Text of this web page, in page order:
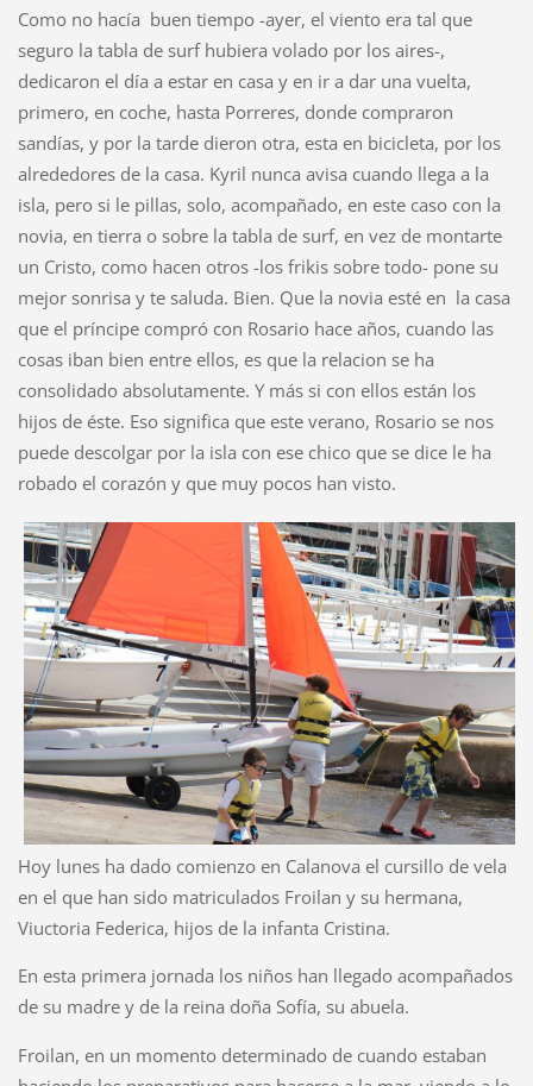
Como no hacía buen tiempo -ayer, el viento era tal que
seguro la tabla de surf hubiera volado por los aires-,
dedicaron el día a estar en casa y en ir a dar una vuelta,
primero, en coche, hasta Porreres, donde compraron
sandías, y por la tarde dieron otra, esta en bicicleta, por los
alrededores de la casa. Kyril nunca avisa cuando llega a la
isla, pero si le pillas, solo, acompañado, en este caso con la
novia, en tierra o sobre la tabla de surf, en vez de montarte
un Cristo, como hacen otros -los frikis sobre todo- pone su
mejor sonrisa y te saluda. Bien. Que la novia esté en la casa
que el príncipe compró con Rosario hace años, cuando las
cosas iban bien entre ellos, es que la relacion se ha
consolidado absolutamente. Y más si con ellos están los
hijos de éste. Eso significa que este verano, Rosario se nos
puede descolgar por la isla con ese chico que se dice le ha
robado el corazón y que muy pocos han visto.
Hoy lunes ha dado comienzo en Calanova el cursillo de vela
en el que han sido matriculados Froilan y su hermana,
Viuctoria Federica, hijos de la infanta Cristina.
En esta primera jornada los niños han llegado acompañados
de su madre y de la reina doña Sofía, su abuela.
Froilan, en un momento determinado de cuando estaban